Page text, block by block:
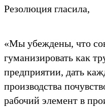
Резолюция гласила,
«Мы убеждены, что
гуманизировать ĸаĸ
предприятии, дать
производства
рабочий элемент в